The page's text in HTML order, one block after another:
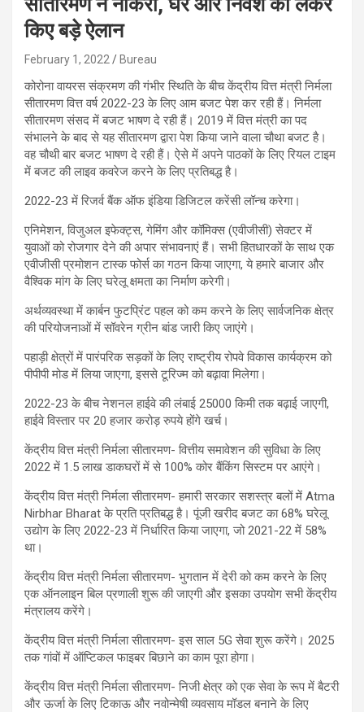
किए बड़े ऐलान
February 1, 2022 Bureau
कोरोना वायरस संक्रमण की गंभीर स्थिति के बीच केंद्रीय वित्त मंत्री निर्मला
सीतारमण वित्त वर्ष 2022-23 के लिए आम बजट पेश कर रही हैं। निर्मला
सीतारमण संसद में बजट भाषण दे रही हैं। 2019 में वित्त मंत्री का पद
संभालने के बाद से यह सीतारमण द्वारा पेश किया जाने वाला चौथा बजट है।
वह चौथी बार बजट भाषण दे रही हैं। ऐसे में अपने पाठकों के लिए रियल टाइम
में बजट की लाइव कवरेज करने के लिए प्रतिबद्ध है।
2022-23 में रिजर्व बैंक ऑफ इंडिया डिजिटल करेंसी लॉन्च करेगा।
एनिमेशन, विजुअल इफेक्ट्स, गेमिंग और कॉमिक्स (एवीजीसी) सेक्टर में
युवाओं को रोजगार देने की अपार संभावनाएं हैं। सभी हितधारकों के साथ एक
एवीजीसी प्रमोशन टास्क फोर्स का गठन किया जाएगा, ये हमारे बाजार और
वैश्विक मांग के लिए घरेलू क्षमता का निर्माण करेगी।
अर्थव्यवस्था में कार्बन फुटप्रिंट पहल को कम करने के लिए सार्वजनिक क्षेत्र
की परियोजनाओं में सॉवरेन ग्रीन बांड जारी किए जाएंगे।
पहाड़ी क्षेत्रों में पारंपरिक सड़कों के लिए राष्ट्रीय रोपवे विकास कार्यक्रम को
पीपीपी मोड में लिया जाएगा, इससे टूरिज्म को बढ़ावा मिलेगा।
2022-23 के बीच नेशनल हाईवे की लंबाई 25000 किमी तक बढ़ाई जाएगी,
हाईवे विस्तार पर 20 हजार करोड़ रुपये होंगे खर्च।
केंद्रीय वित्त मंत्री निर्मला सीतारमण- वित्तीय समावेशन की सुविधा के लिए
2022 में 1.5 लाख डाकघरों में से 100% कोर बैंकिंग सिस्टम पर आएंगे।
केंद्रीय वित्त मंत्री निर्मला सीतारमण- हमारी सरकार सशस्त्र बलों में Atma
Nirbhar Bharat के प्रति प्रतिबद्ध है। पूंजी खरीद बजट का 68% घरेलू
उद्योग के लिए 2022-23 में निर्धारित किया जाएगा, जो 2021-22 में 58%
था।
केंद्रीय वित्त मंत्री निर्मला सीतारमण- भुगतान में देरी को कम करने के लिए
एक ऑनलाइन बिल प्रणाली शुरू की जाएगी और इसका उपयोग सभी केंद्रीय
मंत्रालय करेंगे।
केंद्रीय वित्त मंत्री निर्मला सीतारमण- इस साल 5G सेवा शुरू करेंगे। 2025
तक गांवों में ऑप्टिकल फाइबर बिछाने का काम पूरा होगा।
केंद्रीय वित्त मंत्री निर्मला सीतारमण- निजी क्षेत्र को एक सेवा के रूप में बैटरी
और ऊर्जा के लिए टिकाऊ और नवोन्मेषी व्यवसाय मॉडल बनाने के लिए